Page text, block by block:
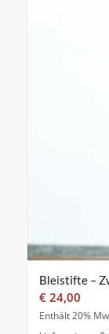
Bleistifte –
€24,00
Enthält 20%